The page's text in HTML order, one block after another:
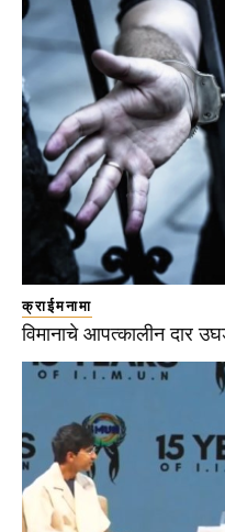
क्राईमनामा
विमानाचे आपत्कालीन दार